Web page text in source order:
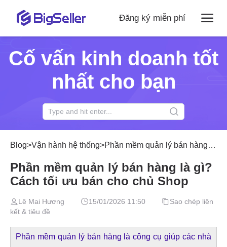
Đăng ký miễn phí
Cố vấn kinh doanh tốt
nhất cho bạn
Blog>Vận hành hệ thống>Phần mềm quản lý bán hàng là gì? Cách tối ưu bán cho chủ Shop
Phần mềm quản lý bán hàng là gì?
Cách tối ưu bán cho chủ Shop
Lê Mai Hương 15/01/2026 11:50
Sao chép liên
kết & tiêu đề